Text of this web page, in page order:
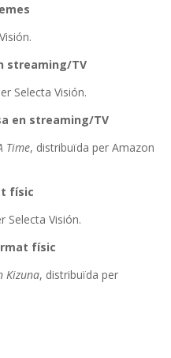
streaming/TV
Selecta Visión.
en streaming/TV
Time, distribuïda per Amazon
físic
Selecta Visión.
físic
Kizuna, distribuïda per